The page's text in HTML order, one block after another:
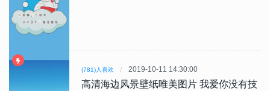
(781)人喜欢 2019-10-11 14:30:00
高清海边风景壁纸唯美图片 我爱你没有技